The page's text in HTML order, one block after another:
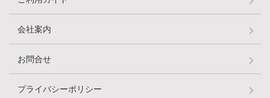
会社案内
お問合せ
プライバシーポリシー